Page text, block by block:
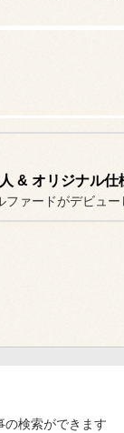
& オリジナル仕
検索ができます